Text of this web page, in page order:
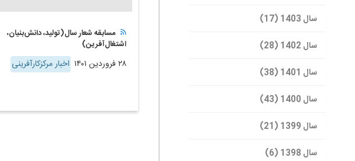
مسابقه شعار سال(تولید، دانش‌بنیان،
اشتغال‌آفرین)
۲۸ فروردین ۱۴۰۱ اخبار مرکزکارآفرینی
سال 1403 (17)
سال 1402 (28)
سال 1401 (38)
سال 1400 (43)
سال 1399 (21)
سال 1398 (6)